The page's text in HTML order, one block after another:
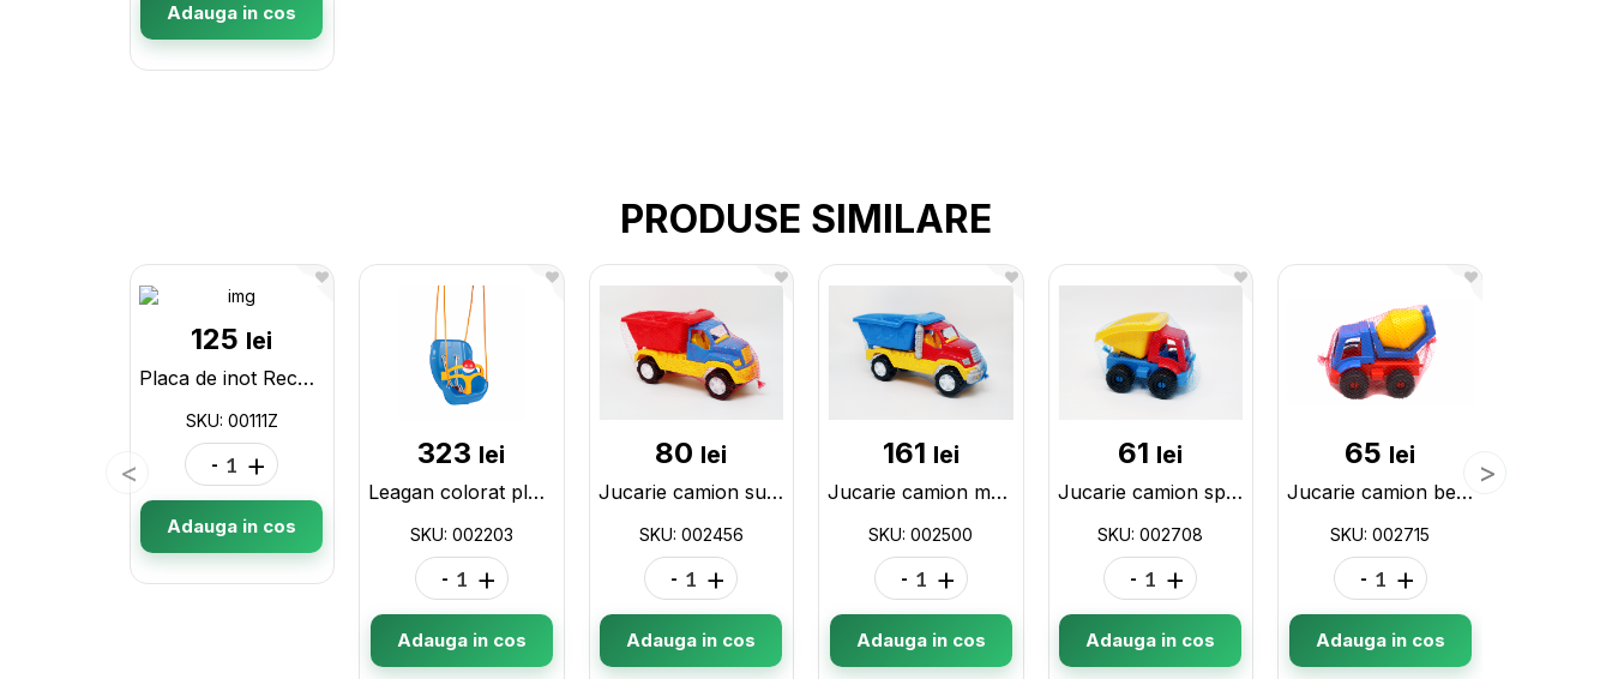
Adauga in cos
PRODUSE SIMILARE
125 lei
Placa de inot Rechin si Sirena 00111Z
SKU: 00111Z
- +
Adauga in cos
323 lei
Leagan colorat plastic 002203
SKU: 002203
- +
Adauga in cos
80 lei
Jucarie camion super 002456
SKU: 002456
- +
Adauga in cos
161 lei
Jucarie camion mare 002500
SKU: 002500
- +
Adauga in cos
61 lei
Jucarie camion speedy 002708
SKU: 002708
- +
Adauga in cos
65 lei
Jucarie camion betoniera Speedy 002715
SKU: 002715
- +
Adauga in cos